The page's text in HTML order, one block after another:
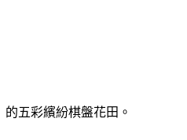
的五彩繽紛棋盤花田。